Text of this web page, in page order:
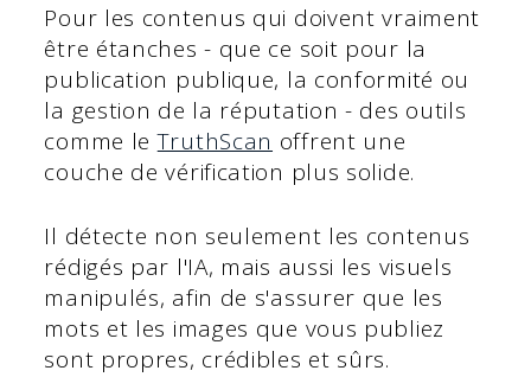
Pour les contenus qui doivent vraiment
être étanches - que ce soit pour la
publication publique, la conformité ou
la gestion de la réputation - des outils
comme leTruthScan offrent une
couche de vérification plus solide.
Il détecte non seulement les contenus
rédigés par l'IA, mais aussi les visuels
manipulés, afin de s'assurer que les
mots et les images que vous publiez
sont propres, crédibles et sûrs.